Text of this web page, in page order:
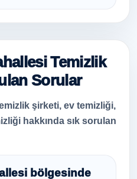
Temizlik
Sorular
şirketi, ev temizliği,
hakkında sık sorulan
bölgesinde